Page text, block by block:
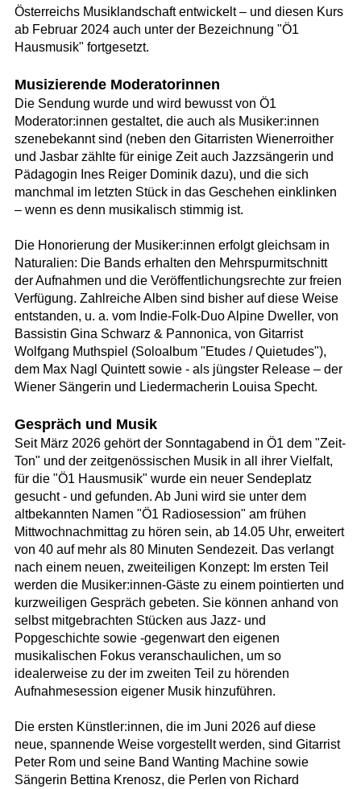
Österreichs Musiklandschaft entwickelt – und diesen Kurs
ab Februar 2024 auch unter der Bezeichnung "Ö1
Hausmusik" fortgesetzt.
Musizierende Moderatorinnen
Die Sendung wurde und wird bewusst von Ö1
Moderator:innen gestaltet, die auch als Musiker:innen
szenebekannt sind (neben den Gitarristen Wienerroither
und Jasbar zählte für einige Zeit auch Jazzsängerin und
Pädagogin Ines Reiger Dominik dazu), und die sich
manchmal im letzten Stück in das Geschehen einklinken
– wenn es denn musikalisch stimmig ist.
Die Honorierung der Musiker:innen erfolgt gleichsam in
Naturalien: Die Bands erhalten den Mehrspurmitschnitt
der Aufnahmen und die Veröffentlichungsrechte zur freien
Verfügung. Zahlreiche Alben sind bisher auf diese Weise
entstanden, u. a. vom Indie-Folk-Duo Alpine Dweller, von
Bassistin Gina Schwarz & Pannonica, von Gitarrist
Wolfgang Muthspiel (Soloalbum "Etudes / Quietudes"),
dem Max Nagl Quintett sowie - als jüngster Release – der
Wiener Sängerin und Liedermacherin Louisa Specht.
Gespräch und Musik
Seit März 2026 gehört der Sonntagabend in Ö1 dem "Zeit-
Ton" und der zeitgenössischen Musik in all ihrer Vielfalt,
für die "Ö1 Hausmusik" wurde ein neuer Sendeplatz
gesucht - und gefunden. Ab Juni wird sie unter dem
altbekannten Namen "Ö1 Radiosession" am frühen
Mittwochnachmittag zu hören sein, ab 14.05 Uhr, erweitert
von 40 auf mehr als 80 Minuten Sendezeit. Das verlangt
nach einem neuen, zweiteiligen Konzept: Im ersten Teil
werden die Musiker:innen-Gäste zu einem pointierten und
kurzweiligen Gespräch gebeten. Sie können anhand von
selbst mitgebrachten Stücken aus Jazz- und
Popgeschichte sowie -gegenwart den eigenen
musikalischen Fokus veranschaulichen, um so
idealerweise zu der im zweiten Teil zu hörenden
Aufnahmesession eigener Musik hinzuführen.
Die ersten Künstler:innen, die im Juni 2026 auf diese
neue, spannende Weise vorgestellt werden, sind Gitarrist
Peter Rom und seine Band Wanting Machine sowie
Sängerin Bettina Krenosz, die Perlen von Richard